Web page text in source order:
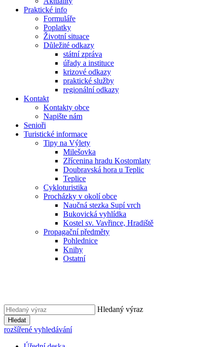
Praktické info
Formuláře
Poplatky
Životní situace
Důležité odkazy
státní zpráva
úřady a instituce
krizové odkazy
praktické služby
regionální odkazy
Kontakt
Kontakty obce
Napište nám
Senioři
Turistické informace
Tipy na Výlety
Milešovka
Zřícenina hradu Kostomlaty
Doubravská hora u Teplic
Teplice
Cykloturistika
Procházky v okolí obce
Naučná stezka Supí vrch
Bukovická vyhlídka
Kostel sv. Vavřince, Hradiště
Propagační předměty
Pohlednice
Knihy
Ostatní
Hledaný výraz
Hledat
rozšířené vyhledávání